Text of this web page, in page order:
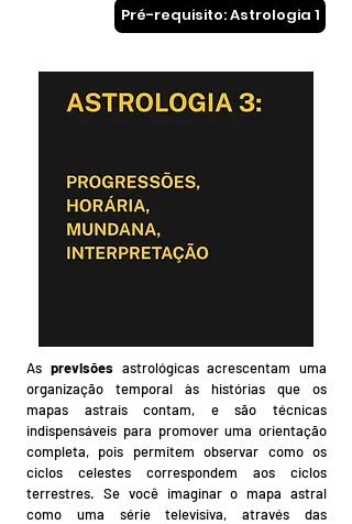
Pré-requisito: Astrologia 1
As previsões astrológicas acrescentam uma
organização temporal às histórias que os
mapas astrais contam, e são técnicas
indispensáveis para promover uma orientação
completa, pois permitem observar como os
ciclos celestes correspondem aos ciclos
terrestres. Se você imaginar o mapa astral
como uma série televisiva, através das